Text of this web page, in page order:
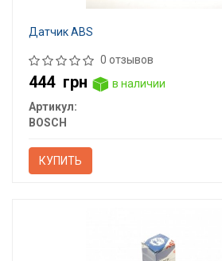
Датчик ABS
0 отзывов
444 грн
в наличии
Артикул:
BOSCH
КУПИТЬ